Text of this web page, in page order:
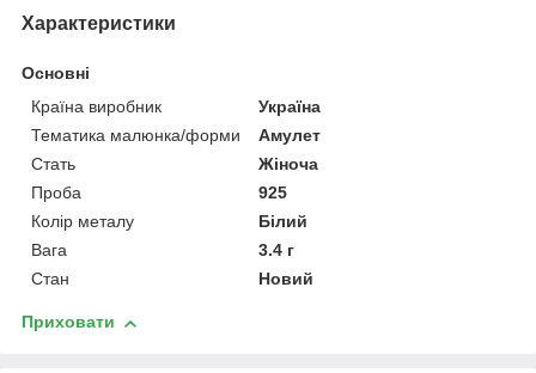
Характеристики
Основні
Країна виробник
Україна
Тематика малюнка/форми
Амулет
Стать
Жіноча
Проба
925
Колір металу
Білий
Вага
3.4 г
Стан
Новий
Приховати